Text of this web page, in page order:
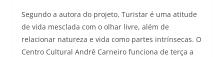
Segundo a autora do projeto, Turistar é uma atitude
de vida mesclada com o olhar livre, além de
relacionar natureza e vida como partes intrínsecas. O
Centro Cultural André Carneiro funciona de terça a